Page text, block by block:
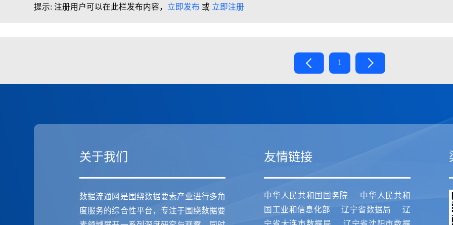
提示: 注册用户可以在此栏发布内容， 立即发布 或 立即注册
1
关于我们
数据流通网是围绕数据要素产业进行多角
度服务的综合性平台，专注于围绕数据要
友情链接
中华人民共和国国务院
中华人民共和
国工业和信息化部
辽宁省数据局
辽